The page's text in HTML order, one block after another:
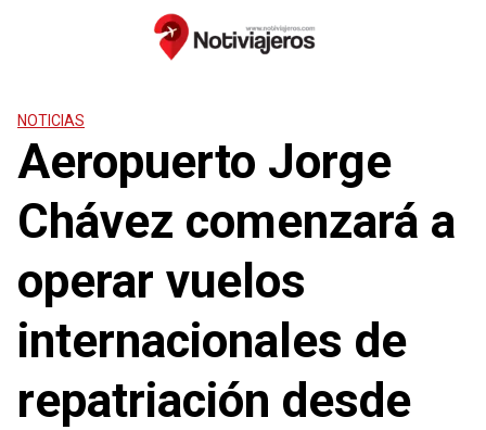
NOTICIAS
Aeropuerto Jorge
Chávez comenzará a
operar vuelos
internacionales de
repatriación desde